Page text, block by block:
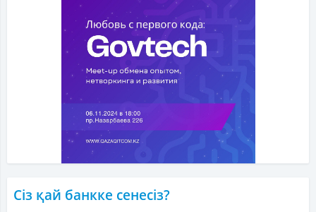
Сіз қай банкке сенесіз?